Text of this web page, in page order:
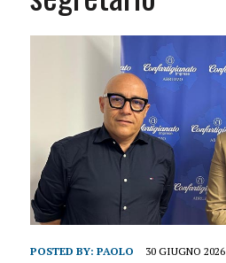
POSTED BY: PAOLO 30 GIUGNO 2026